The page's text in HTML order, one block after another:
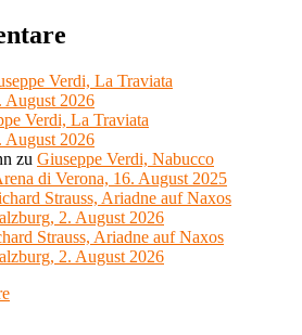
Verdi, La Traviata
August 2026
Verdi, La Traviata
August 2026
zu Giuseppe Verdi, Nabucco
di Verona, 16. August 2025
Strauss, Ariadne auf Naxos
2. August 2026
Strauss, Ariadne auf Naxos
2. August 2026